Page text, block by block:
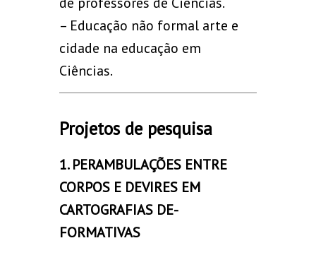
– Educação não formal arte e
cidade na educação em
Ciências.
Projetos de pesquisa
1. PERAMBULAÇÕES ENTRE
CORPOS E DEVIRES EM
CARTOGRAFIAS DE-
FORMATIVAS